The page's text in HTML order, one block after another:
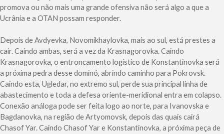
promova ou não mais uma grande ofensiva não será algo a que a
Ucrânia e a OTAN possam responder.
Depois de Avdyevka, Novomikhaylovka, mais ao sul, está prestes a
cair. Caindo ambas, será a vez da Krasnagorovka. Caindo
Krasnagorovka, o entroncamento logístico de Konstantinovka será
a próxima pedra desse dominó, abrindo caminho para Pokrovsk.
Caindo esta, Ugledar, no extremo sul, perde sua principal linha de
abastecimento e toda a defesa oriente-meridional entra em colapso.
Conexão análoga pode ser feita logo ao norte, para Ivanovska e
Bagdanovka, na região de Artyomovsk, depois das quais cairá
Chasof Yar. Caindo Chasof Yar e Konstantinovka, a próxima peça de